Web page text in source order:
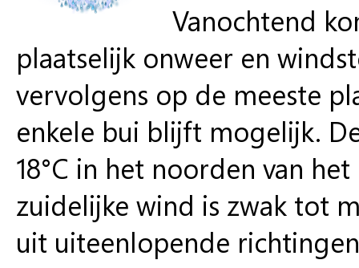
Vanochtend
plaatselijk onweer en
vervolgens op de meeste
enkele bui blijft mogelijk.
18°C in het noorden van
zuidelijke wind is zwak tot
uit uiteenlopende